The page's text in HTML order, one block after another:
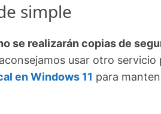
simple
se realizarán copias de
usar otro servicio
en Windows 11 para